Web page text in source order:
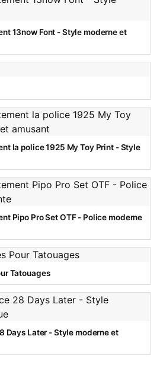
13now Font - Style moderne et
la police 1925 My Toy Print - Style
Pipo Pro Set OTF - Police moderne
Tatouages
Days Later - Style moderne et